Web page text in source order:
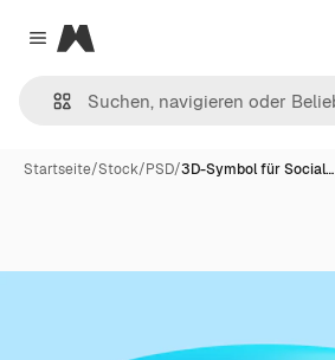
Close menu
Magnific
Startseite/Stock/PSD/3D-Symbol für Social…